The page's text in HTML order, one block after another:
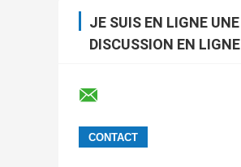
JE SUIS EN LIGNE UNE
DISCUSSION EN LIGNE